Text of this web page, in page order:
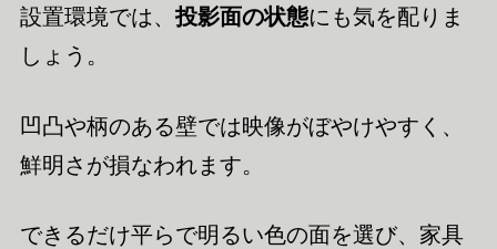
設置環境では、 投影面の状態にも気を配りま
しょう。
凹凸や柄のある壁では映像がぼやけやすく、
鮮明さが損なわれます。
できるだけ平らで明るい色の面を選び、家具